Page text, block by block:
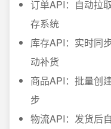
订单API：自动拉
存系统
库存API：实时同
动补货
商品API：批量创
步
物流API：发货后